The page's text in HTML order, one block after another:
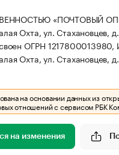
«ПОЧТОВЫЙ
Охта, ул. Стахановцев,
ОГРН
Охта, ул. Стахановцев,
на основании данных из
отношений с сервисом РБК
на изменения